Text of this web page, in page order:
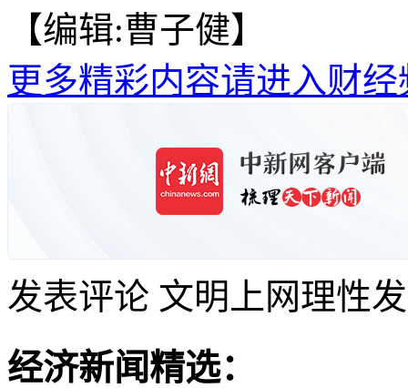
【编辑:曹子健】
更多精彩内容请进入财经
发表评论 文明上网理性
经济新闻精选：